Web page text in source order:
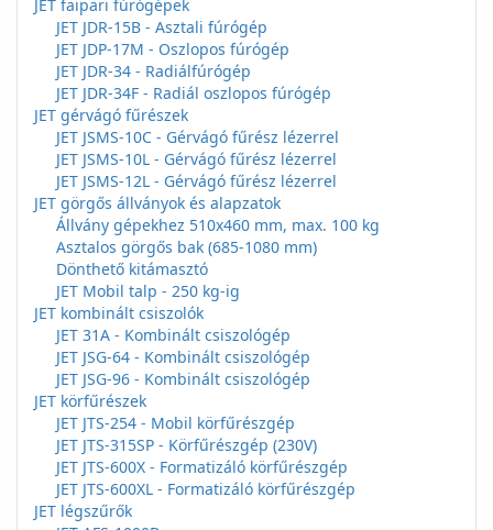
JET faipari fúrógépek
JET JDR-15B - Asztali fúrógép
JET JDP-17M - Oszlopos fúrógép
JET JDR-34 - Radiálfúrógép
JET JDR-34F - Radiál oszlopos fúrógép
JET gérvágó fűrészek
JET JSMS-10C - Gérvágó fűrész lézerrel
JET JSMS-10L - Gérvágó fűrész lézerrel
JET JSMS-12L - Gérvágó fűrész lézerrel
JET görgős állványok és alapzatok
Állvány gépekhez 510x460 mm, max. 100 kg
Asztalos görgős bak (685-1080 mm)
Dönthető kitámasztó
JET Mobil talp - 250 kg-ig
JET kombinált csiszolók
JET 31A - Kombinált csiszológép
JET JSG-64 - Kombinált csiszológép
JET JSG-96 - Kombinált csiszológép
JET körfűrészek
JET JTS-254 - Mobil körfűrészgép
JET JTS-315SP - Körfűrészgép (230V)
JET JTS-600X - Formatizáló körfűrészgép
JET JTS-600XL - Formatizáló körfűrészgép
JET légszűrők